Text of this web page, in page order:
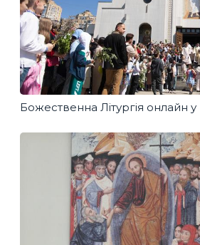
Божественна Літургія онлайн у